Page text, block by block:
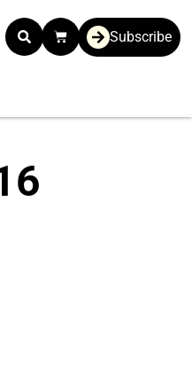
Subscribe